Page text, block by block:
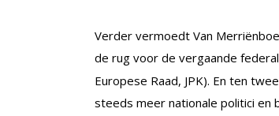
Verder vermoedt Van
de rug voor de vergaande
Europese Raad, JPK). En ten
steeds meer nationale politici en